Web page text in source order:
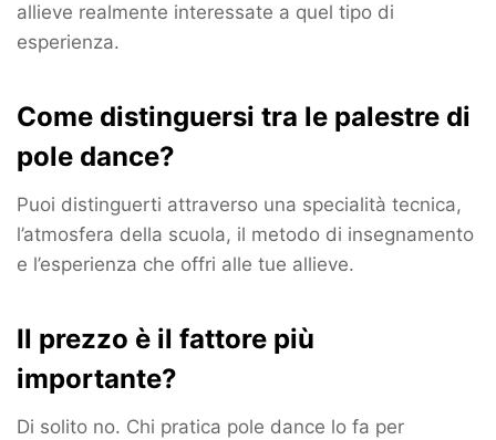
allieve realmente interessate a quel tipo di
esperienza.
Come distinguersi tra le palestre di
pole dance?
Puoi distinguerti attraverso una specialità tecnica,
l’atmosfera della scuola, il metodo di insegnamento
e l’esperienza che offri alle tue allieve.
Il prezzo è il fattore più
importante?
Di solito no. Chi pratica pole dance lo fa per